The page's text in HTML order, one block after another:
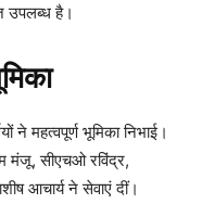
उपलब्ध है।
ने महत्वपूर्ण भूमिका निभाई।
मंजू, सीएचओ रविंद्र,
आचार्य ने सेवाएं दीं।